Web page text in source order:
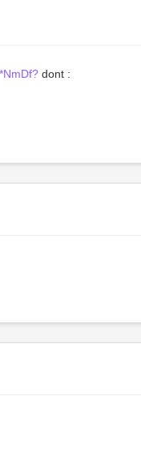
dont :